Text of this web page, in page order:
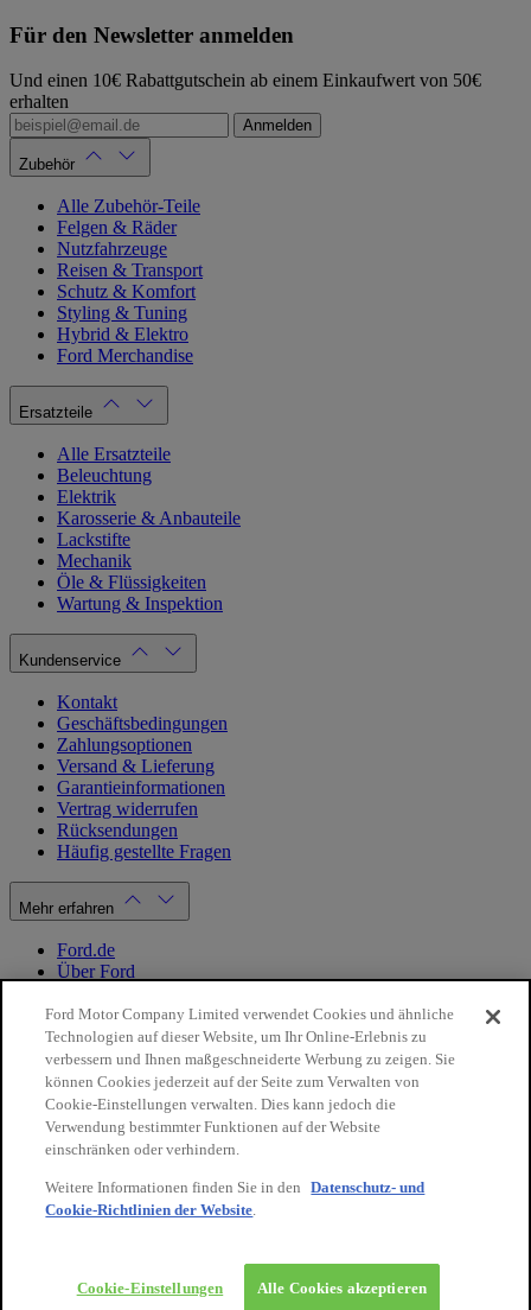
Für den Newsletter anmelden
Und einen 10€ Rabattgutschein ab einem Einkaufwert von 50€
erhalten
Anmelden
Zubehör
Alle Zubehör-Teile
Felgen & Räder
Nutzfahrzeuge
Reisen & Transport
Schutz & Komfort
Styling & Tuning
Hybrid & Elektro
Ford Merchandise
Ersatzteile
Alle Ersatzteile
Beleuchtung
Elektrik
Karosserie & Anbauteile
Lackstifte
Mechanik
Öle & Flüssigkeiten
Wartung & Inspektion
Kundenservice
Kontakt
Geschäftsbedingungen
Zahlungsoptionen
Versand & Lieferung
Garantieinformationen
Vertrag widerrufen
Rücksendungen
Häufig gestellte Fragen
Mehr erfahren
Ford.de
Über Ford
Datenschutzbestimmungen
Impressum
Mein Konto
Login / Registrierung
Meine Bestellungen
Land ändern
© 2026 Ford-Werke-GmbH
Ford Onlineshop
Ford Motor Company Limited verwendet Cookies und ähnliche
Technologien auf dieser Website, um Ihr Online-Erlebnis zu
verbessern und Ihnen maßgeschneiderte Werbung zu zeigen. Sie
können Cookies jederzeit auf der Seite zum Verwalten von
Cookie-Einstellungen verwalten. Dies kann jedoch die
Verwendung bestimmter Funktionen auf der Website
einschränken oder verhindern.
Weitere Informationen finden Sie in den
Datenschutz- und
Cookie-Richtlinien der Website.
Cookie-Einstellungen Alle Cookies akzeptieren
Bestellung